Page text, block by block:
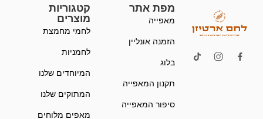
מפת אתר
מאפייה
הזמנה אונליין
בלוג
תקנון המאפייה
סיפור המאפייה
קטגוריות
מוצרים
לחמי מחמצת
לחמניות
המיוחדים שלנו
המתוקים שלנו
מאפים מלוחים